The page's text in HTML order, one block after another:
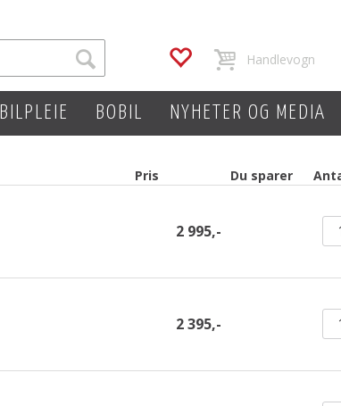
BILPLEIE BOBIL NYHETER OG MEDIA
Pris Du sparer
2 995,-
2 395,-